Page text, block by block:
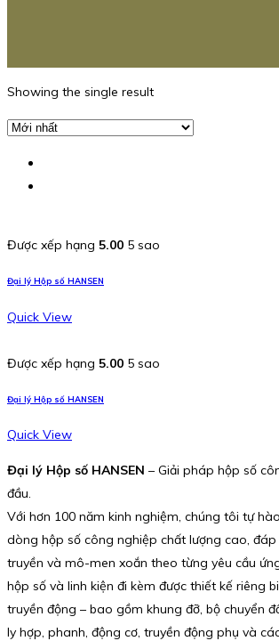
Showing the single result
Được xếp hạng 5.00 5 sao
Đại lý Hộp số HANSEN
Quick View
Được xếp hạng 5.00 5 sao
Đại lý Hộp số HANSEN
Quick View
Đại lý Hộp số HANSEN – Giải pháp hộp số
đầu.
Với hơn 100 năm kinh nghiệm, chúng tôi tự
dòng hộp số công nghiệp chất lượng cao,
truyền và mô-men xoắn theo từng yêu cầu
hộp số và linh kiện đi kèm được thiết kế riêng
truyền động – bao gồm khung đỡ, bộ chuyển
ly hợp, phanh, động cơ, truyền động phụ và